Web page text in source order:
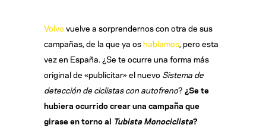
Volvo vuelve a sorprendernos con otra de sus
campañas, de la que ya oshablamos, pero esta
vez en España. ¿Se te ocurre una forma más
original de «publicitar» el nuevo Sistema de
detección de ciclistas con autofreno? ¿Se te
hubiera ocurrido crear una campaña que
girase en torno al Tubista Monociclista?